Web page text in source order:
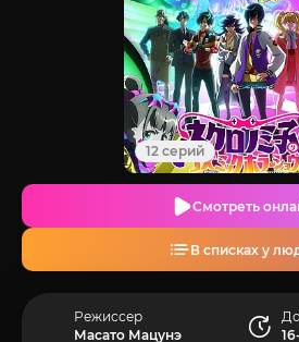
12 серий
Смотреть
В списках у
Режиссер
Масато Мацунэ